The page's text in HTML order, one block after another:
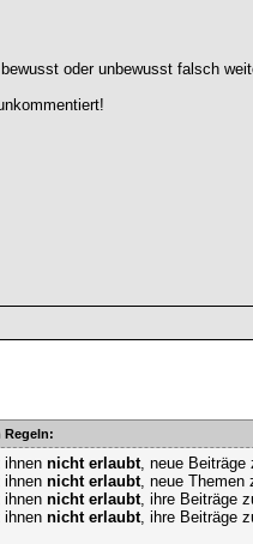
oder unbewusst falsch
Regeln:
ihnen nicht erlaubt, neue Beiträge
ihnen nicht erlaubt, neue Themen
ihnen nicht erlaubt, ihre Beiträge
ihnen nicht erlaubt, ihre Beiträge